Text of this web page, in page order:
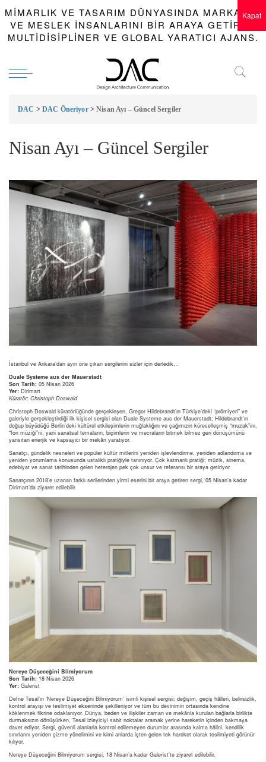
MIMARLIK VE TASARIM DÜNYASINDA MARKALAR
VE MESLEK INSANLARINI BIR ARAYA GETIREN
MULTIDISIPLINER VE GLOBAL YARATICI AJANS.
DAC > DAC Öneriyor>Nisan Ayı – Güncel Sergiler
Nisan Ayı – Güncel Sergiler
İstanbul ve Ankara’dan ayın öne çıkan sergilerini sizler için derledik…
Duale Systeme aus der Mauerstadt
Son Tarih: 05 Nisan 2026
Yer: Dirimart
Küratör: Christoph Doswald
Christoph Doswald küratörlüğünde gerçekleşen, Gregor Hildebrandt’ın Türkiye’deki “prömiyeri” ve
galeriyle gerçekleştirdiği ilk kişisel sergisi olan Duale Systeme aus der Mauerstadt; Hildebrandt’ın
doğup büyüdüğü Berlin’deki kültürel etkileşimlerin muğlaklığını ve çağımızın küreselleşmiş “muzak”ını,
“fon müziği”ni, yani sanatsal temaların, biçimlerin ve mecraların bitmek bilmez geri dönüşümünü
yansıtan enerjik ve kapsayıcı bir mekân yaratıyor.
Sanatçı, gündelik nesneleri ve popüler kültür mitlerini yeniden işlevlendirme, yeniden adlandırma ve
yeniden yorumlama konusunda ustalıklı pratiğiyle tanınıyor. Çok katmanlı pratiği; müzik, sinema,
edebiyat ve sanat tarihinden gelen heterojen pek çok unsur ve referansı bir araya getiriyor.
Sanatçının 2018’e uzanan farklı serilerinden yirmi eserini bir araya getiren sergi, 05 Nisan’a kadar
Dirimart’da ziyaret edilebilir.
Nereye Düşeceğini Bilmiyorum
Son Tarih: 18 Nisan 2026
Yer: Galerist
Defne Tesal’ın ‘Nereye Düşeceğini Bilmiyorum’ isimli kişisel sergisi; değişim, geçiş hâlleri, belirsizlik,
kontrol arayışı ve teslimiyet ekseninde şekilleniyor ve tüm bu devinimin ortasında kendine
köklenmek fikrine odaklanıyor. Dünya, beden ve ilişkiler zaman ve mekânla kurulan bağlarla birlikte
durmaksızın dönüşürken, Tesal izleyiciyi sabit noktalar aramak yerine hareketin içinden bakmaya
davet ediyor. Sergi, güvenli alanlarla kontrol edilemeyen durumlar arasında kalma hâlini, kendilik
sınırlarını yeniden çizme yönelimini ve kimi anlarda içten gelen tek hareket olarak teslimiyeti görünür
kılıyor.
Nereye Düşeceğini Bilmiyorum sergisi, 18 Nisan’a kadar Galerist’te ziyaret edilebilir.
Kapat